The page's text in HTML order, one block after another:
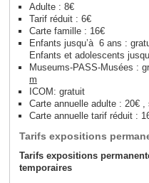
Adulte : 8€
Tarif réduit : 6€
Carte famille : 16€
Enfants jusqu’à 6 ans :
Enfants et adolescents
Museums-PASS-Musées :
m
ICOM: gratuit
Carte annuelle adulte : 20€ ,
Carte annuelle tarif réduit :
Tarifs expositions
Tarifs expositions
temporaires